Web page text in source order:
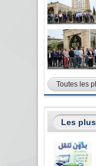
Toutes les
Les